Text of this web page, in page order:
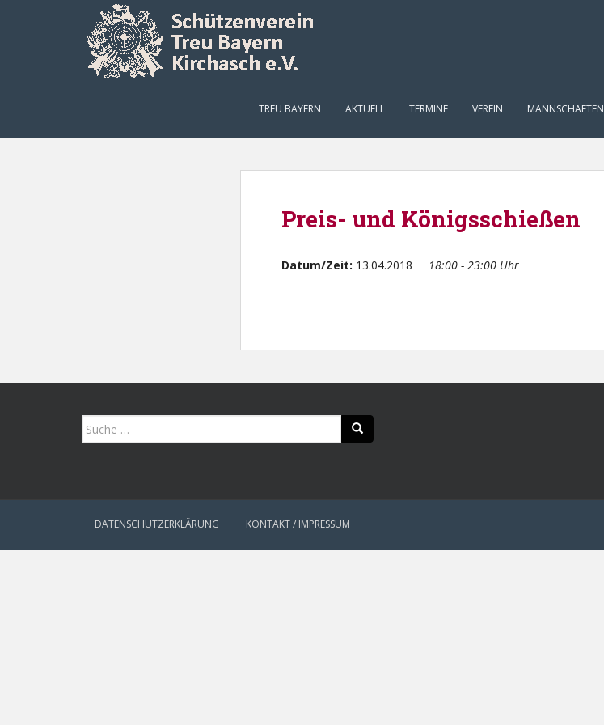
Skip to main content
TREU BAYERN AKTUELL TERMINE VEREIN MANNSCHAFTEN
Preis- und Königsschießen
Datum/Zeit: 13.04.2018 18:00 - 23:00 Uhr
Suche
nach:
DATENSCHUTZERKLÄRUNG KONTAKT / IMPRESSUM